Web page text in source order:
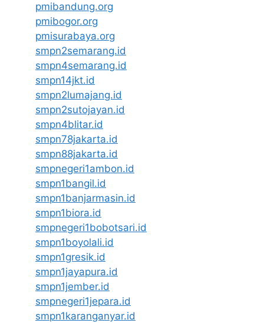
pmibandung.org
pmibogor.org
pmisurabaya.org
smpn2semarang.id
smpn4semarang.id
smpn14jkt.id
smpn2lumajang.id
smpn2sutojayan.id
smpn4blitar.id
smpn78jakarta.id
smpn88jakarta.id
smpnegeri1ambon.id
smpn1bangil.id
smpn1banjarmasin.id
smpn1biora.id
smpnegeri1bobotsari.id
smpn1boyolali.id
smpn1gresik.id
smpn1jayapura.id
smpn1jember.id
smpnegeri1jepara.id
smpn1karanganyar.id